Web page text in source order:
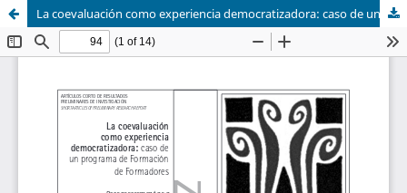
La coevaluación como experiencia democratizadora: caso de un programa de Formación de Formadores